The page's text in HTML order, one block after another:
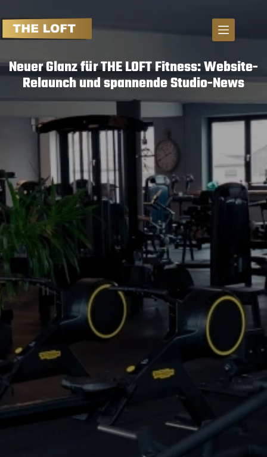
k
i
t
n
t
Neuer Glanz für THE LOFT Fitness: Website-
Relaunch und spannende Studio-News